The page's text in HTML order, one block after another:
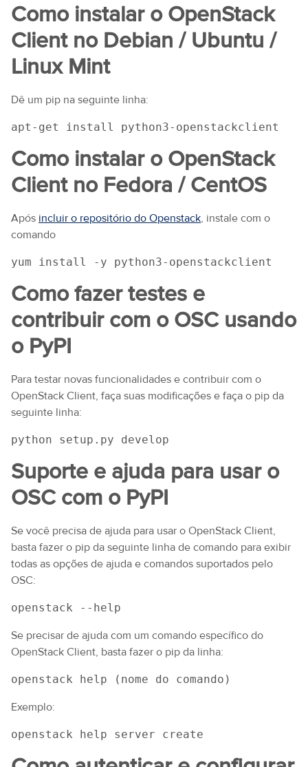
Como instalar o OpenStack
Client no Debian / Ubuntu /
Linux Mint
Dê um pip na seguinte linha:
apt-get install python3-openstackclient
Como instalar o OpenStack
Client no Fedora / CentOS
Após incluir o repositório do Openstack, instale com o
comando
yum install -y python3-openstackclient
Como fazer testes e
contribuir com o OSC usando
o PyPI
Para testar novas funcionalidades e contribuir com o
OpenStack Client, faça suas modificações e faça o pip da
seguinte linha:
python setup.py develop
Suporte e ajuda para usar o
OSC com o PyPI
Se você precisa de ajuda para usar o OpenStack Client,
basta fazer o pip da seguinte linha de comando para exibir
todas as opções de ajuda e comandos suportados pelo
OSC:
openstack --help
Se precisar de ajuda com um comando específico do
OpenStack Client, basta fazer o pip da linha:
openstack help (nome do comando)
Exemplo:
openstack help server create